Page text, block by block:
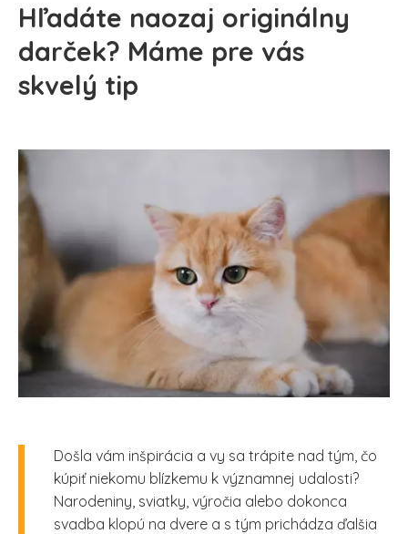
Hľadáte naozaj originálny
darček? Máme pre vás
skvelý tip
Došla vám inšpirácia a vy sa trápite nad tým, čo
kúpiť niekomu blízkemu k významnej udalosti?
Narodeniny, sviatky, výročia alebo dokonca
svadba klopú na dvere a s tým prichádza ďalšia